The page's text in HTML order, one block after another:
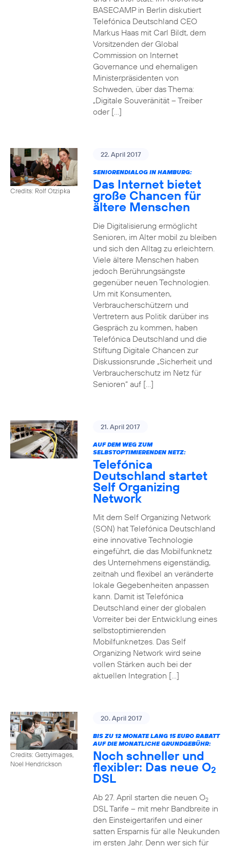
BASECAMP in Berlin diskutiert
Telefónica Deutschland CEO
Markus Haas mit Carl Bildt, dem
Vorsitzenden der Global
Commission on Internet
Governance und ehemaligen
Ministerpräsidenten von
Schweden, über das Thema:
„Digitale Souveränität – Treiber
oder […]
Credits: Rolf Otzipka
22. April 2017
SENIORENDIALOG IN HAMBURG:
Das Internet bietet
große Chancen für
ältere Menschen
Die Digitalisierung ermöglicht
Senioren, im Alter mobil zu bleiben
und sich den Alltag zu erleichtern.
Viele ältere Menschen haben
jedoch Berührungsängste
gegenüber neuen Technologien.
Um mit Konsumenten,
Verbraucherschützern und
Vertretern aus Politik darüber ins
Gespräch zu kommen, haben
Telefónica Deutschland und die
Stiftung Digitale Chancen zur
Diskussionsrunde „Sicherheit und
Verbraucherschutz im Netz für
Senioren“ auf […]
21. April 2017
AUF DEM WEG ZUM
SELBSTOPTIMIERENDEN NETZ:
Telefónica
Deutschland startet
Self Organizing
Network
Mit dem Self Organizing Network
(SON) hat Telefónica Deutschland
eine innovative Technologie
eingeführt, die das Mobilfunknetz
des Unternehmens eigenständig,
zeitnah und flexibel an veränderte
lokale Gegebenheiten anpassen
kann. Damit ist Telefónica
Deutschland einer der globalen
Vorreiter bei der Entwicklung eines
selbstoptimierenden
Mobilfunknetzes. Das Self
Organizing Network wird seine
vollen Stärken auch bei der
aktuellen Integration […]
Credits: Gettyimages,
Noel Hendrickson
20. April 2017
BIS ZU 12 MONATE LANG 15 EURO RABATT
AUF DIE MONATLICHE GRUNDGEBÜHR:
Noch schneller und
flexibler: Das neue O2
DSL
Ab 27. April starten die neuen O2
DSL Tarife – mit mehr Bandbreite in
den Einsteigertarifen und einer
satten Ersparnis für alle Neukunden
im ersten Jahr. Denn wer sich für